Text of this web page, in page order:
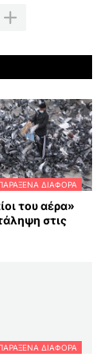
ΔΙΑΦΟΡΑ
του αέρα»
στις
ΔΙΑΦΟΡΑ